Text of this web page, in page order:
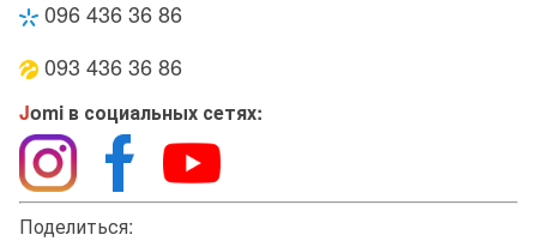
096 436 36 86
093 436 36 86
Jomi в социальных сетях:
Поделиться: